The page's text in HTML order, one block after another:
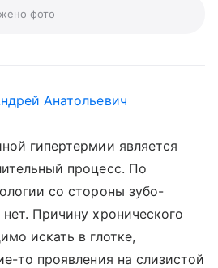
фото
Анатольевич
гипертермии является
процесс. По
со стороны зубо-
Причину хронического
искать в глотке,
то проявления на слизистой